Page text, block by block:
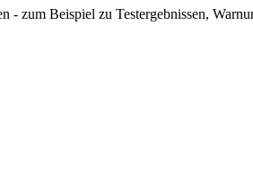
- zum Beispiel zu Testergebnissen,